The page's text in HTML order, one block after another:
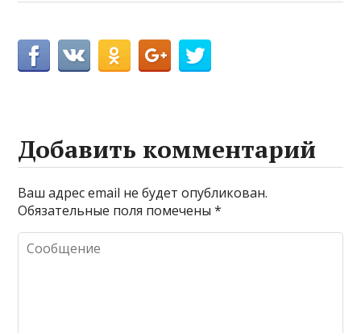
Добавить комментарий
Ваш адрес email не будет опубликован.
Обязательные поля помечены*